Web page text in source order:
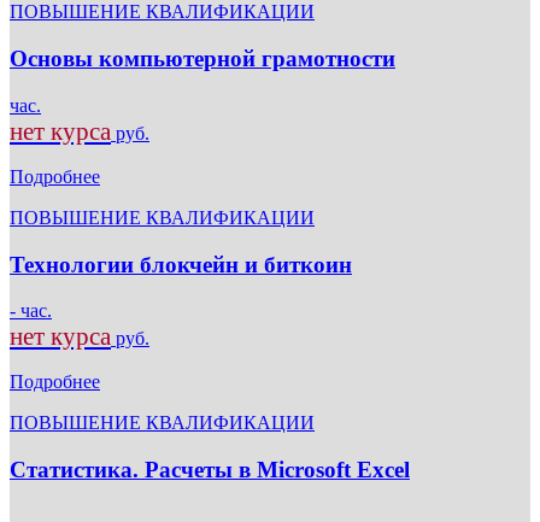
ПОВЫШЕНИЕ КВАЛИФИКАЦИИ
Основы компьютерной грамотности
час.
нет курса руб.
Подробнее
ПОВЫШЕНИЕ КВАЛИФИКАЦИИ
Технологии блокчейн и биткоин
- час.
нет курса руб.
Подробнее
ПОВЫШЕНИЕ КВАЛИФИКАЦИИ
Статистика. Расчеты в Microsoft Excel